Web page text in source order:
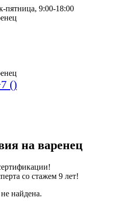
пятница, 9:00-18:00
()
на варенец
со стажем 9 лет!
найдена.